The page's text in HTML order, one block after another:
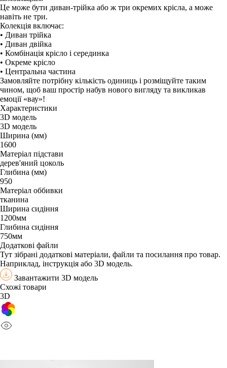
Це може бути диван-трійка або ж три окремих крісла, а може
навіть не три.
Колекція включає:
• Диван трійка
• Диван двійка
• Комбінація крісло і серединка
• Окреме крісло
• Центральна частина
Замовляйте потрібну кількість одиниць і розміщуйте таким
чином, щоб ваш простір набув нового вигляду та викликав
емоції «вау»!
Характеристики
3D модель
3D модель
Ширина (мм)
1600
Матеріал підстави
дерев'яний цоколь
Глибина (мм)
950
Матеріал оббивки
тканина
Ширина сидіння
1200мм
Глибина сидіння
750мм
Додаткові файли
Тут зібрані додаткові матеріали, файли та посилання про товар.
Наприклад, інструкція або 3D модель.
Завантажити 3D модель
Схожі товари
3D